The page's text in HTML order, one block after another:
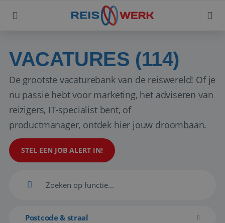
VACATURES (114)
De grootste vacaturebank van de reiswereld! Of je
nu passie hebt voor marketing, het adviseren van
reizigers, IT-specialist bent, of
productmanager, ontdek hier jouw droombaan.
STEL EEN JOB ALERT IN!
Postcode & straal